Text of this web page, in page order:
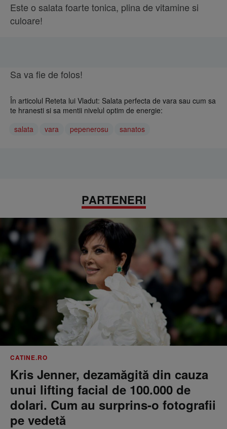
Este o salata foarte tonica, plina de vitamine si
culoare!
Sa va fie de folos!
În articolul Reteta lui Vladut: Salata perfecta de vara sau cum sa
te hranesti si sa mentii nivelul optim de energie:
salata
vara pepenerosu sanatos
PARTENERI
CATINE.RO
Kris Jenner, dezamăgită din cauza
unui lifting facial de 100.000 de
dolari. Cum au surprins-o fotografii
pe vedetă